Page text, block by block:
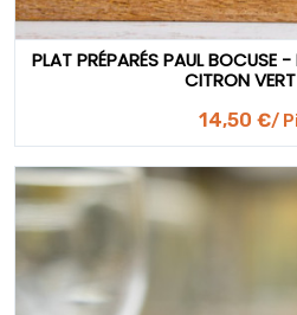
PLAT PRÉPARÉS PAUL BOCUSE
CITRON
14,50 €/